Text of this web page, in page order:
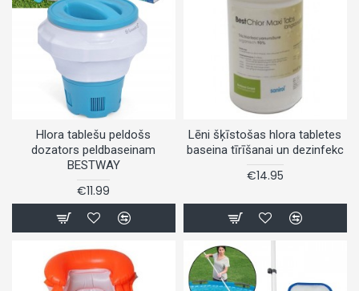
Hlora tablešu peldošs
dozators peldbaseinam
BESTWAY
€11.99
Lēni šķīstošas hlora tabletes
baseina tīrīšanai un dezinfekc
€14.95